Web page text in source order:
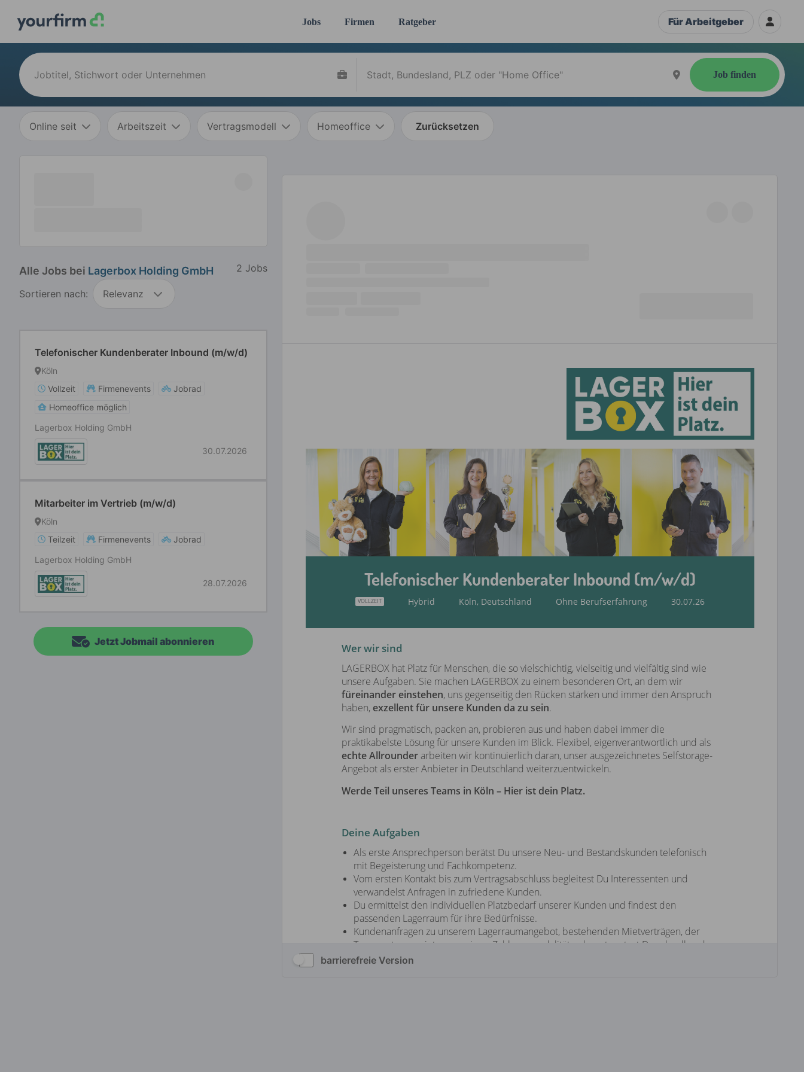
Jobs Firmen Ratgeber Für Arbeitgeber
Job finden
Online seit Arbeitszeit Vertragsmodell Homeoffice Zurücksetzen
Alle Jobs bei Lagerbox Holding GmbH 2 Jobs
Sortieren nach: Relevanz
Telefonischer Kundenberater Inbound (m/w/d)
Köln
Vollzeit
Firmenevents
Jobrad
Homeoffice möglich
Lagerbox Holding GmbH
30.07.2026
Mitarbeiter im Vertrieb (m/w/d)
Köln
Teilzeit
Firmenevents
Jobrad
Lagerbox Holding GmbH
28.07.2026
Jetzt Jobmail abonnieren
barrierefreie Version